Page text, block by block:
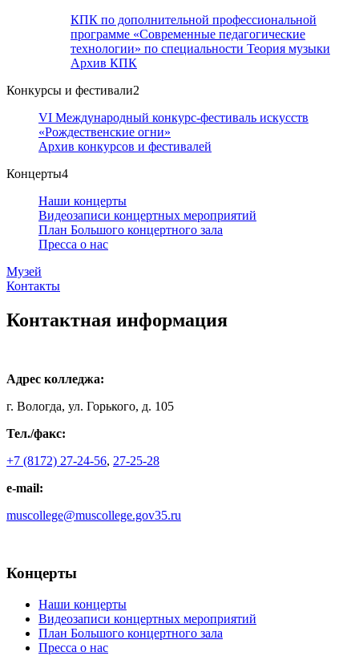
КПК по дополнительной профессиональной
программе «Современные педагогические
технологии» по специальности Теория музыки
Архив КПК
Конкурсы и фестивали2
VI Международный конкурс-фестиваль искусств
«Рождественские огни»
Архив конкурсов и фестивалей
Концерты4
Наши концерты
Видеозаписи концертных мероприятий
План Большого концертного зала
Пресса о нас
Музей
Контакты
Контактная информация
Адрес колледжа:
г. Вологда, ул. Горького, д. 105
Тел./факс:
+7 (8172) 27-24-56, 27-25-28
e-mail:
muscollege@muscollege.gov35.ru
Концерты
Наши концерты
Видеозаписи концертных мероприятий
План Большого концертного зала
Пресса о нас